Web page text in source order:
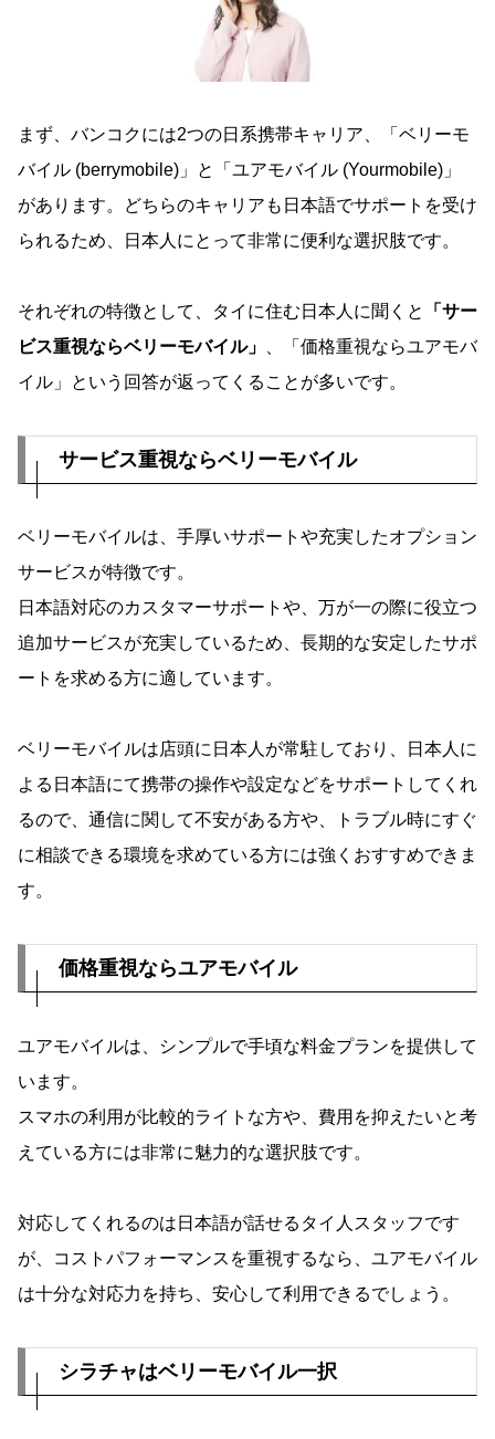
まず、バンコクには2つの日系携帯キャリア、「ベリーモ
バイル (berrymobile)」と「ユアモバイル (Yourmobile)」
があります。どちらのキャリアも日本語でサポートを受け
られるため、日本人にとって非常に便利な選択肢です。
それぞれの特徴として、タイに住む日本人に聞くと
「サー
ビス重視ならベリーモバイル」
、「価格重視ならユアモバ
イル」という回答が返ってくることが多いです。
サービス重視ならベリーモバイル
ベリーモバイルは、手厚いサポートや充実したオプション
サービスが特徴です。
日本語対応のカスタマーサポートや、万が一の際に役立つ
追加サービスが充実しているため、長期的な安定したサポ
ートを求める方に適しています。
ベリーモバイルは店頭に日本人が常駐しており、日本人に
よる日本語にて携帯の操作や設定などをサポートしてくれ
るので、通信に関して不安がある方や、トラブル時にすぐ
に相談できる環境を求めている方には強くおすすめできま
す。
価格重視ならユアモバイル
ユアモバイルは、シンプルで手頃な料金プランを提供して
います。
スマホの利用が比較的ライトな方や、費用を抑えたいと考
えている方には非常に魅力的な選択肢です。
対応してくれるのは日本語が話せるタイ人スタッフです
が、コストパフォーマンスを重視するなら、ユアモバイル
は十分な対応力を持ち、安心して利用できるでしょう。
シラチャはベリーモバイル一択